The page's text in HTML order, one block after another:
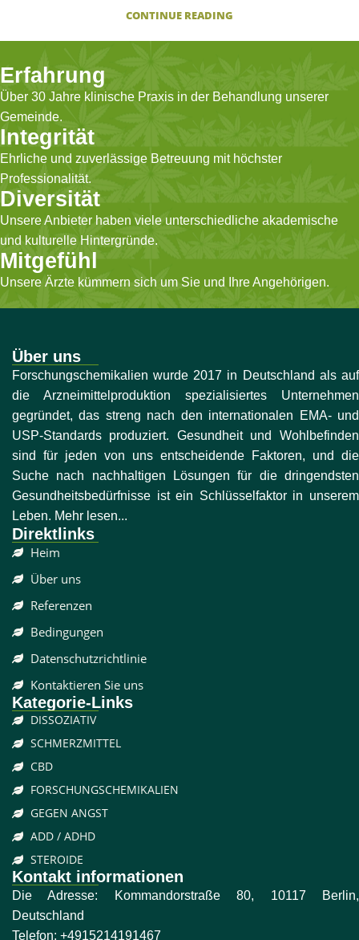
CONTINUE READING
Erfahrung
Über 30 Jahre klinische Praxis in der Behandlung unserer
Gemeinde.
Integrität
Ehrliche und zuverlässige Betreuung mit höchster
Professionalität.
Diversität
Unsere Anbieter haben viele unterschiedliche akademische
und kulturelle Hintergründe.
Mitgefühl
Unsere Ärzte kümmern sich um Sie und Ihre Angehörigen.
Über uns
Forschungschemikalien wurde 2017 in Deutschland als auf
die Arzneimittelproduktion spezialisiertes Unternehmen
gegründet, das streng nach den internationalen EMA- und
USP-Standards produziert. Gesundheit und Wohlbefinden
sind für jeden von uns entscheidende Faktoren, und die
Suche nach nachhaltigen Lösungen für die dringendsten
Gesundheitsbedürfnisse ist ein Schlüsselfaktor in unserem
Leben. Mehr lesen...
Direktlinks
Heim
Über uns
Referenzen
Bedingungen
Datenschutzrichtlinie
Kontaktieren Sie uns
Kategorie-Links
DISSOZIATIV
SCHMERZMITTEL
CBD
FORSCHUNGSCHEMIKALIEN
GEGEN ANGST
ADD / ADHD
STEROIDE
Kontakt informationen
Die Adresse: Kommandorstraße 80, 10117 Berlin,
Deutschland
Telefon: +4915214191467